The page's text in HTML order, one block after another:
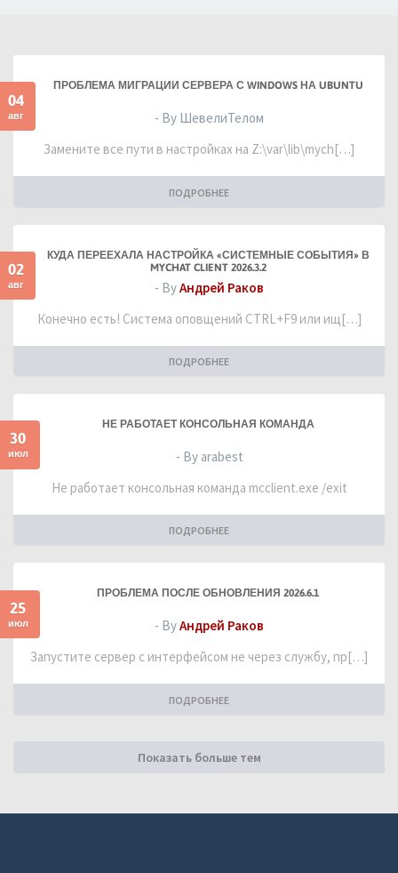
04
авг
ПРОБЛЕМА МИГРАЦИИ СЕРВЕРА С WINDOWS НА UBUNTU
- By ШевелиТелом
Замените все пути в настройках на Z:\var\lib\mych[…]
ПОДРОБНЕЕ
02
авг
КУДА ПЕРЕЕХАЛА НАСТРОЙКА «СИСТЕМНЫЕ СОБЫТИЯ» В
MYCHAT CLIENT 2026.3.2
- ByАндрей Раков
Конечно есть! Система оповщений CTRL+F9 или ищ[…]
ПОДРОБНЕЕ
30
июл
НЕ РАБОТАЕТ КОНСОЛЬНАЯ КОМАНДА
- By arabest
Не работает консольная команда mcclient.exe /exit
ПОДРОБНЕЕ
25
июл
ПРОБЛЕМА ПОСЛЕ ОБНОВЛЕНИЯ 2026.6.1
- ByАндрей Раков
Запустите сервер с интерфейсом не через службу, пр[…]
ПОДРОБНЕЕ
Показать больше тем